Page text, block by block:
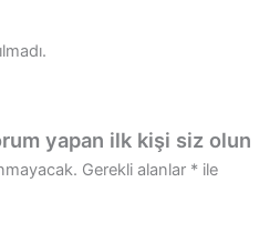
yapan ilk kişi siz olun
Gerekli alanlar * ile